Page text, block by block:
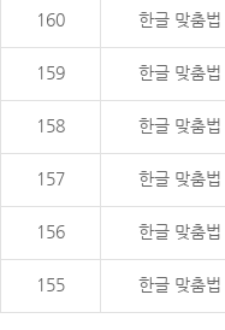
160 한글 맞춤법
159 한글 맞춤법
158 한글 맞춤법
157 한글 맞춤법
156 한글 맞춤법
155 한글 맞춤법